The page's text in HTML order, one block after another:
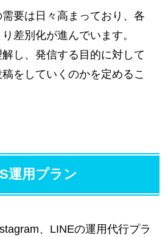
要は日々高まっており、各
差別化が進んでいます。
し、発信する目的に対して
をしていくのかを定めるこ
運用プラン
、LINEの運用代行プラ